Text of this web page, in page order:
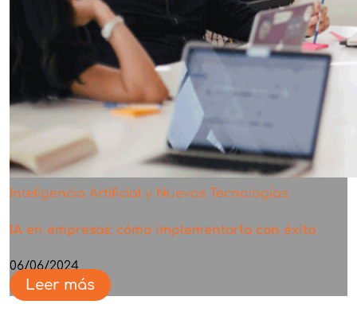
Inteligencia Artificial y Nuevas Tecnologías
IA en empresas: cómo implementarla con éxito
06/06/2024
Leer más